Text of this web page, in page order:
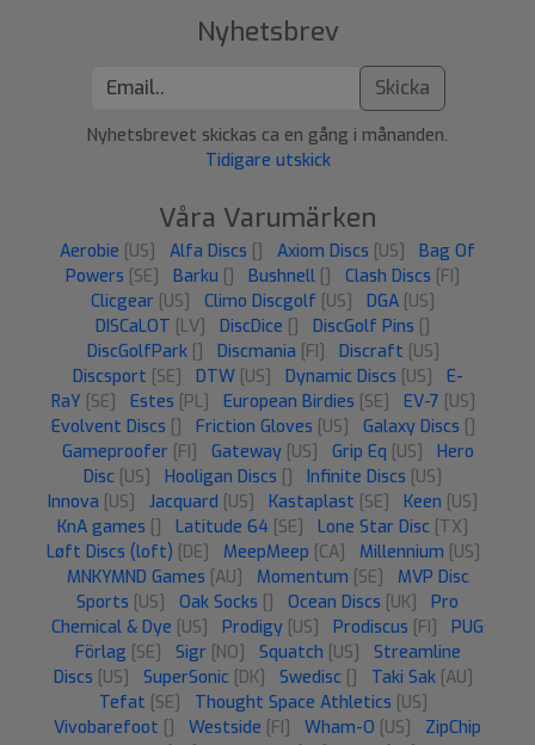
Nyhetsbrev
Skicka
Nyhetsbrevet skickas ca en gång i månanden.
Tidigare utskick
Våra Varumärken
Aerobie [US] Alfa Discs [] Axiom Discs [US]
Bag Of
Powers [SE] Barku [] Bushnell [] Clash Discs [FI]
Clicgear [US] Climo Discgolf [US] DGA [US]
DISCaLOT [LV] DiscDice [] DiscGolf Pins []
DiscGolfPark [] Discmania [FI] Discraft [US]
Discsport [SE] DTW [US] Dynamic Discs [US]
E-
RaY [SE] Estes [PL] European Birdies [SE] EV-7 [US]
Evolvent Discs [] Friction Gloves [US] Galaxy Discs []
Gameproofer [FI] Gateway [US] Grip Eq [US]
Hero
Disc [US] Hooligan Discs [] Infinite Discs [US]
Innova [US] Jacquard [US] Kastaplast [SE] Keen [US]
KnA games [] Latitude 64 [SE] Lone Star Disc [TX]
Løft Discs (loft) [DE] MeepMeep [CA] Millennium [US]
MNKYMND Games [AU] Momentum [SE]
MVP Disc
Sports [US] Oak Socks [] Ocean Discs [UK]
Pro
Chemical & Dye [US] Prodigy [US] Prodiscus [FI]
PUG
Förlag [SE] Sigr [NO] Squatch [US]
Streamline
Discs [US] SuperSonic [DK] Swedisc [] Taki Sak [AU]
Tefat [SE] Thought Space Athletics [US]
Vivobarefoot [] Westside [FI] Wham-O [US]
ZipChip